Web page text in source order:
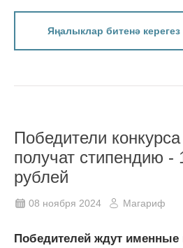
Яңалыклар битенә керегез
Победители
получат стипендию -
рублей
08 ноября 2024 Магариф
Победителей ждут именные